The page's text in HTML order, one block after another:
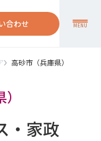
合わせ MENU
高砂市（兵庫県）
・家政